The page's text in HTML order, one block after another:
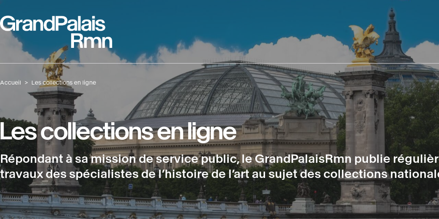
au
contenu
principal
Fil
Accueil Les collections en ligne
Les collections en ligne
Répondant à sa mission de service public, le GrandPalaisRmn publie
travaux des spécialistes de l’histoire de l’art au sujet des collections